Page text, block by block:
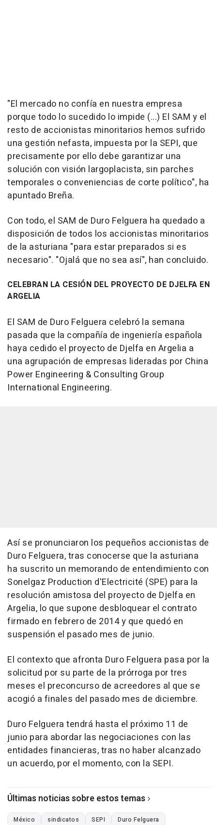
"El mercado no confía en nuestra empresa
porque todo lo sucedido lo impide (...) El SAM y el
resto de accionistas minoritarios hemos sufrido
una gestión nefasta, impuesta por la SEPI, que
precisamente por ello debe garantizar una
solución con visión largoplacista, sin parches
temporales o conveniencias de corte político", ha
apuntado Breña.
Con todo, el SAM de Duro Felguera ha quedado a
disposición de todos los accionistas minoritarios
de la asturiana "para estar preparados si es
necesario". "Ojalá que no sea así", han concluido.
CELEBRAN LA CESIÓN DEL PROYECTO DE DJELFA EN
ARGELIA
El SAM de Duro Felguera celebró la semana
pasada que la compañía de ingeniería española
haya cedido el proyecto de Djelfa en Argelia a
una agrupación de empresas lideradas por China
Power Engineering & Consulting Group
International Engineering.
Así se pronunciaron los pequeños accionistas de
Duro Felguera, tras conocerse que la asturiana
ha suscrito un memorando de entendimiento con
Sonelgaz Production d'Electricité (SPE) para la
resolución amistosa del proyecto de Djelfa en
Argelia, lo que supone desbloquear el contrato
firmado en febrero de 2014 y que quedó en
suspensión el pasado mes de junio.
El contexto que afronta Duro Felguera pasa por la
solicitud por su parte de la prórroga por tres
meses el preconcurso de acreedores al que se
acogió a finales del pasado mes de diciembre.
Duro Felguera tendrá hasta el próximo 11 de
junio para abordar las negociaciones con las
entidades financieras, tras no haber alcanzado
un acuerdo, por el momento, con la SEPI.
Últimas noticias sobre estos temas
México sindicatos SEPI Duro Felguera